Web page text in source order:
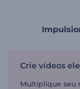
Crie vídeos
Multiplique seu